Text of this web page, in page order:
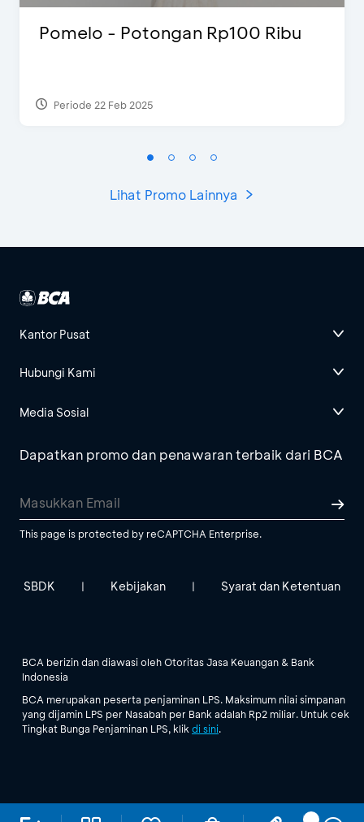
Pomelo - Potongan Rp100 Ribu
Periode 22 Feb 2025
Lihat Promo Lainnya
Kantor Pusat
Hubungi Kami
Media Sosial
Dapatkan promo dan penawaran terbaik dari BCA
This page is protected by reCAPTCHA Enterprise.
SBDK | Kebijakan | Syarat dan Ketentuan
BCA berizin dan diawasi oleh Otoritas Jasa Keuangan & Bank
Indonesia
BCA merupakan peserta penjaminan LPS. Maksimum nilai simpanan
yang dijamin LPS per Nasabah per Bank adalah Rp2 miliar. Untuk cek
Tingkat Bunga Penjaminan LPS, klik di sini.